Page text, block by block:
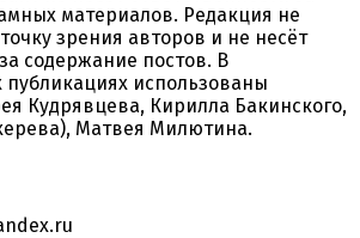
материалов. Редакция не
зрения авторов и не несёт
содержание постов. В
использованы
Кудрявцева, Кирилла Бакинского,
Матвея Милютина.